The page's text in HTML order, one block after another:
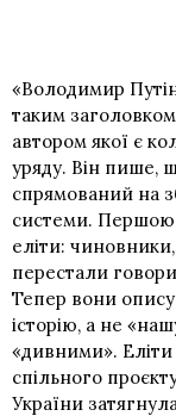
«Володимир
таким
автором якої є
уряду. Він пише,
спрямований на
системи. Першою
еліти:
перестали
Тепер вони
історію, а не
«дивними».
спільного
України